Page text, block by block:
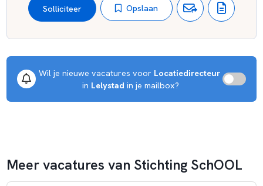
Solliciteer Opslaan
Wil je nieuwe vacatures voor Locatiedirecteur
in Lelystad in je mailbox?
Meer vacatures van Stichting SchOOL